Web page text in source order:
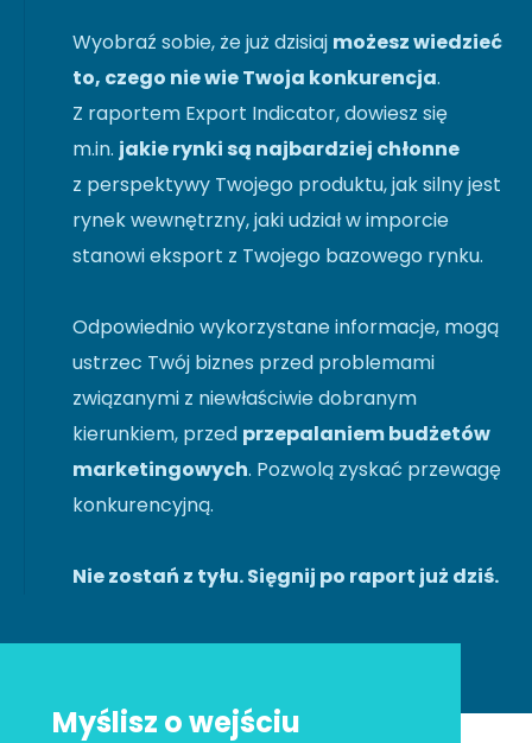
Wyobraź sobie, że już dzisiaj możesz wiedzieć
to, czego nie wie Twoja konkurencja.
Z raportem Export Indicator, dowiesz się
m.in. jakie rynki są najbardziej chłonne
z perspektywy Twojego produktu, jak silny jest
rynek wewnętrzny, jaki udział w imporcie
stanowi eksport z Twojego bazowego rynku.
Odpowiednio wykorzystane informacje, mogą
ustrzec Twój biznes przed problemami
związanymi z niewłaściwie dobranym
kierunkiem, przed przepalaniem budżetów
marketingowych. Pozwolą zyskać przewagę
konkurencyjną.
Nie zostań z tyłu. Sięgnij po raport już dziś.
Myślisz o wejściu